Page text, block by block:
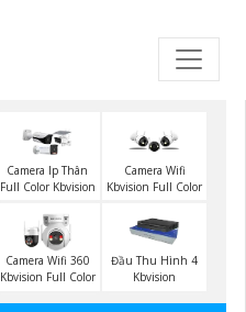
Camera Ip Thân
Full Color Kbvision
Camera Wifi
Kbvision Full Color
Camera Wifi 360
Kbvision Full Color
Đầu Thu Hình 4
Kbvision